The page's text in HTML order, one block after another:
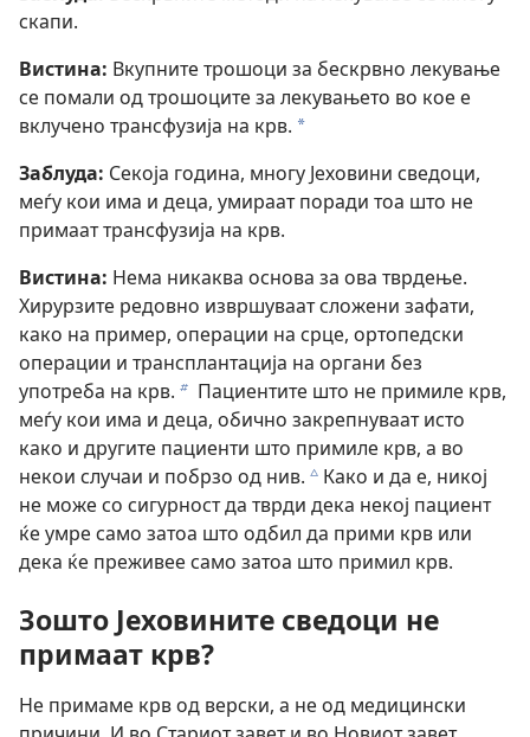
скапи.
Вистина: Вкупните трошоци за бескрвно лекување
се помали од трошоците за лекувањето во кое е
вклучено трансфузија на крв. a
Заблуда: Секоја година, многу Јеховини сведоци,
меѓу кои има и деца, умираат поради тоа што не
примаат трансфузија на крв.
Вистина: Нема никаква основа за ова тврдење.
Хирурзите редовно извршуваат сложени зафати,
како на пример, операции на срце, ортопедски
операции и трансплантација на органи без
употреба на крв. b Пациентите што не примиле крв,
меѓу кои има и деца, обично закрепнуваат исто
како и другите пациенти што примиле крв, а во
некои случаи и побрзо од нив. c Како и да е, никој
не може со сигурност да тврди дека некој пациент
ќе умре само затоа што одбил да прими крв или
дека ќе преживее само затоа што примил крв.
Зошто Јеховините сведоци не
примаат крв?
Не примаме крв од верски, а не од медицински